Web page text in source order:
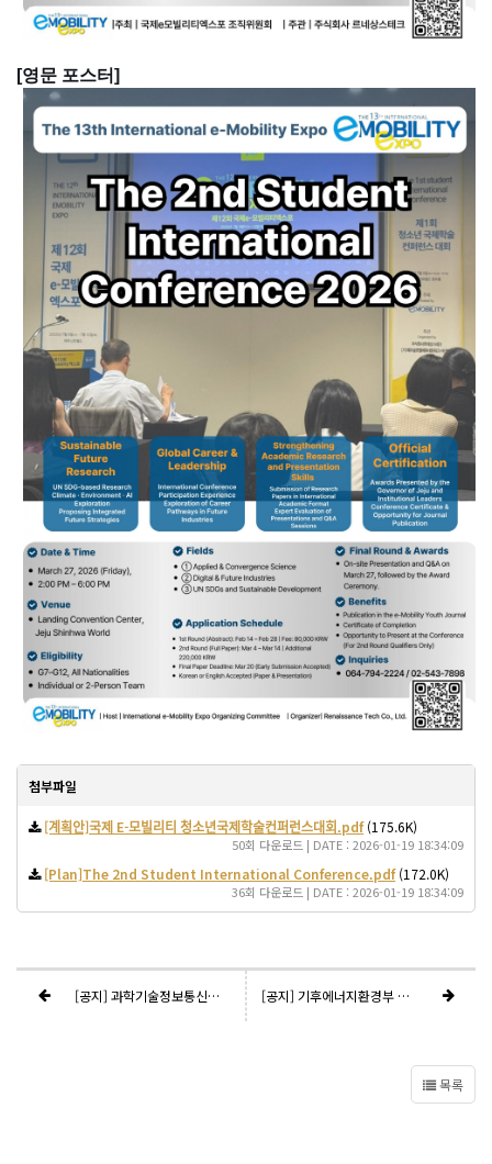
[영문 포스터]
첨부파일
[계획안]국제 E-모빌리티 청소년국제학술컨퍼런스대회.pdf(175.6K)
50회 다운로드 | DATE : 2026-01-19 18:34:09
[Plan]The 2nd Student International Conference.pdf(172.0K)
36회 다운로드 | DATE : 2026-01-19 18:34:09
[공지] 과학기술정보통신부 후원명칭 사용 승인 알림(제13회 국제e모빌리티엑스포) [공지] 기후에너지환경부 후원명칭 사용승인서
목록